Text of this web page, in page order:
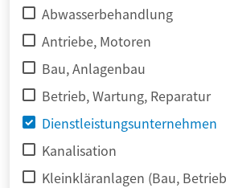
Abwasserbehandlung
Antriebe, Motoren
Bau, Anlagenbau
Betrieb, Wartung, Reparatur
Dienstleistungsunternehmen
Kanalisation
Kleinkläranlagen (Bau,